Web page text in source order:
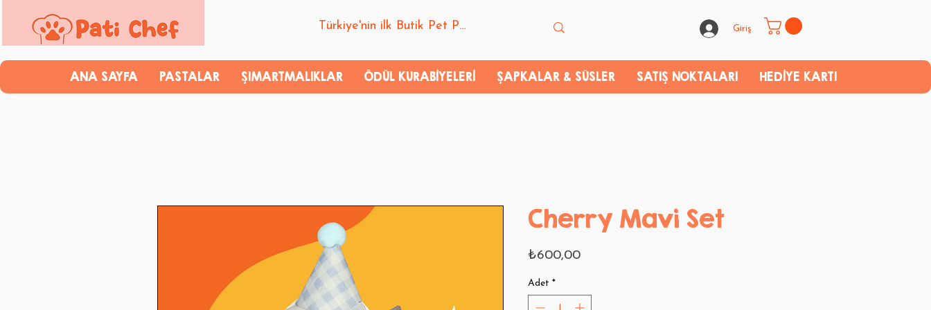
ANA SAYFA PASTALAR ŞIMARTMALIKLAR ÖDÜL KURABİYELERİ ŞAPKALAR & SÜSLER SATIŞ NOKTALARI HEDİYE KARTI
Giriş
Cherry Mavi Set
₺600,00Fiyat
Adet *